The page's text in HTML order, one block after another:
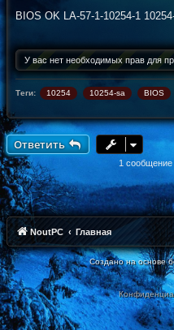
о
н
и
е
BIOS OK LA-57-1-10254-1
У вас нет необходимых прав для
Теги: 10254 10254-sa BIOS
Ответить
1 сообщение
NoutPC Главная
Создано на основе